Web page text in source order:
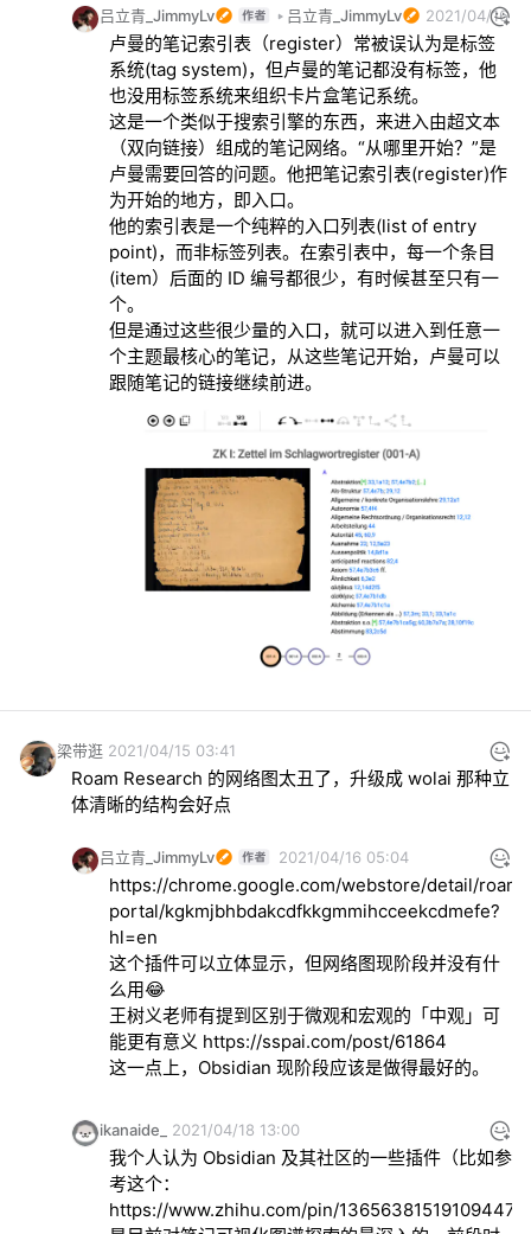
吕立青_JimmyLv 吕立青_JimmyLv 2021/04/16
卢曼的笔记索引表（register）常被误认为是标签
系统(tag system)，但卢曼的笔记都没有标签，他
也没用标签系统来组织卡片盒笔记系统。
这是一个类似于搜索引擎的东西，来进入由超文本
（双向链接）组成的笔记网络。“从哪里开始？”是
卢曼需要回答的问题。他把笔记索引表(register)作
为开始的地方，即入口。
他的索引表是一个纯粹的入口列表(list of entry
point)，而非标签列表。在索引表中，每一个条目
(item）后面的 ID 编号都很少，有时候甚至只有一
个。
但是通过这些很少量的入口，就可以进入到任意一
个主题最核心的笔记，从这些笔记开始，卢曼可以
跟随笔记的链接继续前进。
梁带逛 2021/04/15 03:41
Roam Research 的网络图太丑了，升级成 wolai 那种立
体清晰的结构会好点
吕立青_JimmyLv 2021/04/16 05:04
https://chrome.google.com/webstore/detail/roam-
portal/kgkmjbhbdakcdfkkgmmihcceekcdmefe?
hl=en
这个插件可以立体显示，但网络图现阶段并没有什
么用😂
王树义老师有提到区别于微观和宏观的「中观」可
能更有意义 https://sspai.com/post/61864
这一点上，Obsidian 现阶段应该是做得最好的。
ikanaide_ 2021/04/18 13:00
我个人认为 Obsidian 及其社区的一些插件（比如参
考这个：
https://www.zhihu.com/pin/